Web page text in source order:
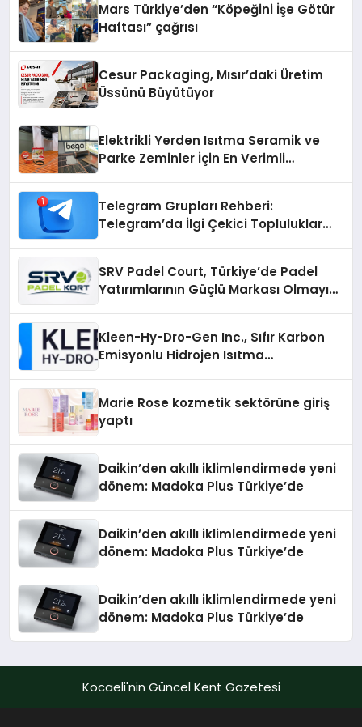
Mars Türkiye’den “Köpeğini İşe Götür
Haftası” çağrısı
Cesur Packaging, Mısır’daki Üretim
Üssünü Büyütüyor
Elektrikli Yerden Isıtma Seramik ve
Parke Zeminler İçin En Verimli
Telegram Grupları Rehberi:
Telegram’da İlgi Çekici Topluluklar
SRV Padel Court, Türkiye’de Padel
Yatırımlarının Güçlü Markası Olmayı
Kleen-Hy-Dro-Gen Inc., Sıfır Karbon
Emisyonlu Hidrojen Isıtma
Marie Rose kozmetik sektörüne giriş
yaptı
Daikin’den akıllı iklimlendirmede yeni
dönem: Madoka Plus Türkiye’de
Daikin’den akıllı iklimlendirmede yeni
dönem: Madoka Plus Türkiye’de
Daikin’den akıllı iklimlendirmede yeni
dönem: Madoka Plus Türkiye’de
Kocaeli'nin Güncel Kent Gazetesi